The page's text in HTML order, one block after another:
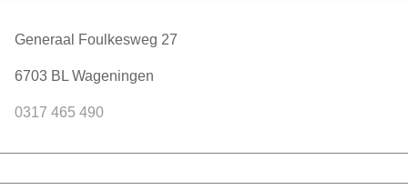
Generaal Foulkesweg 27
6703 BL Wageningen
0317 465 490